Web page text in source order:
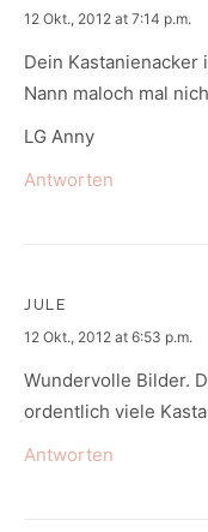
says:
12 Okt., 2012 at 7:14 p.m.
Dein Kastanienacker
Nann maloch mal
LG Anny
Antworten
JULE
says:
12 Okt., 2012 at 6:53 p.m.
Wundervolle Bilder.
ordentlich viele
Antworten